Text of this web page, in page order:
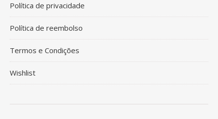
Política de privacidade
Política de reembolso
Termos e Condições
Wishlist